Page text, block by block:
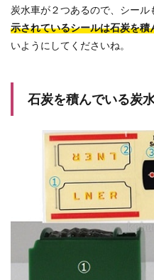
炭水車が２つあるので、シール
示されているシールは石炭を積
いようにしてくださいね。
石炭を積んでいる炭